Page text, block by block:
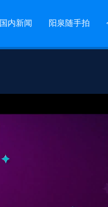
国内新闻 阳泉随手拍